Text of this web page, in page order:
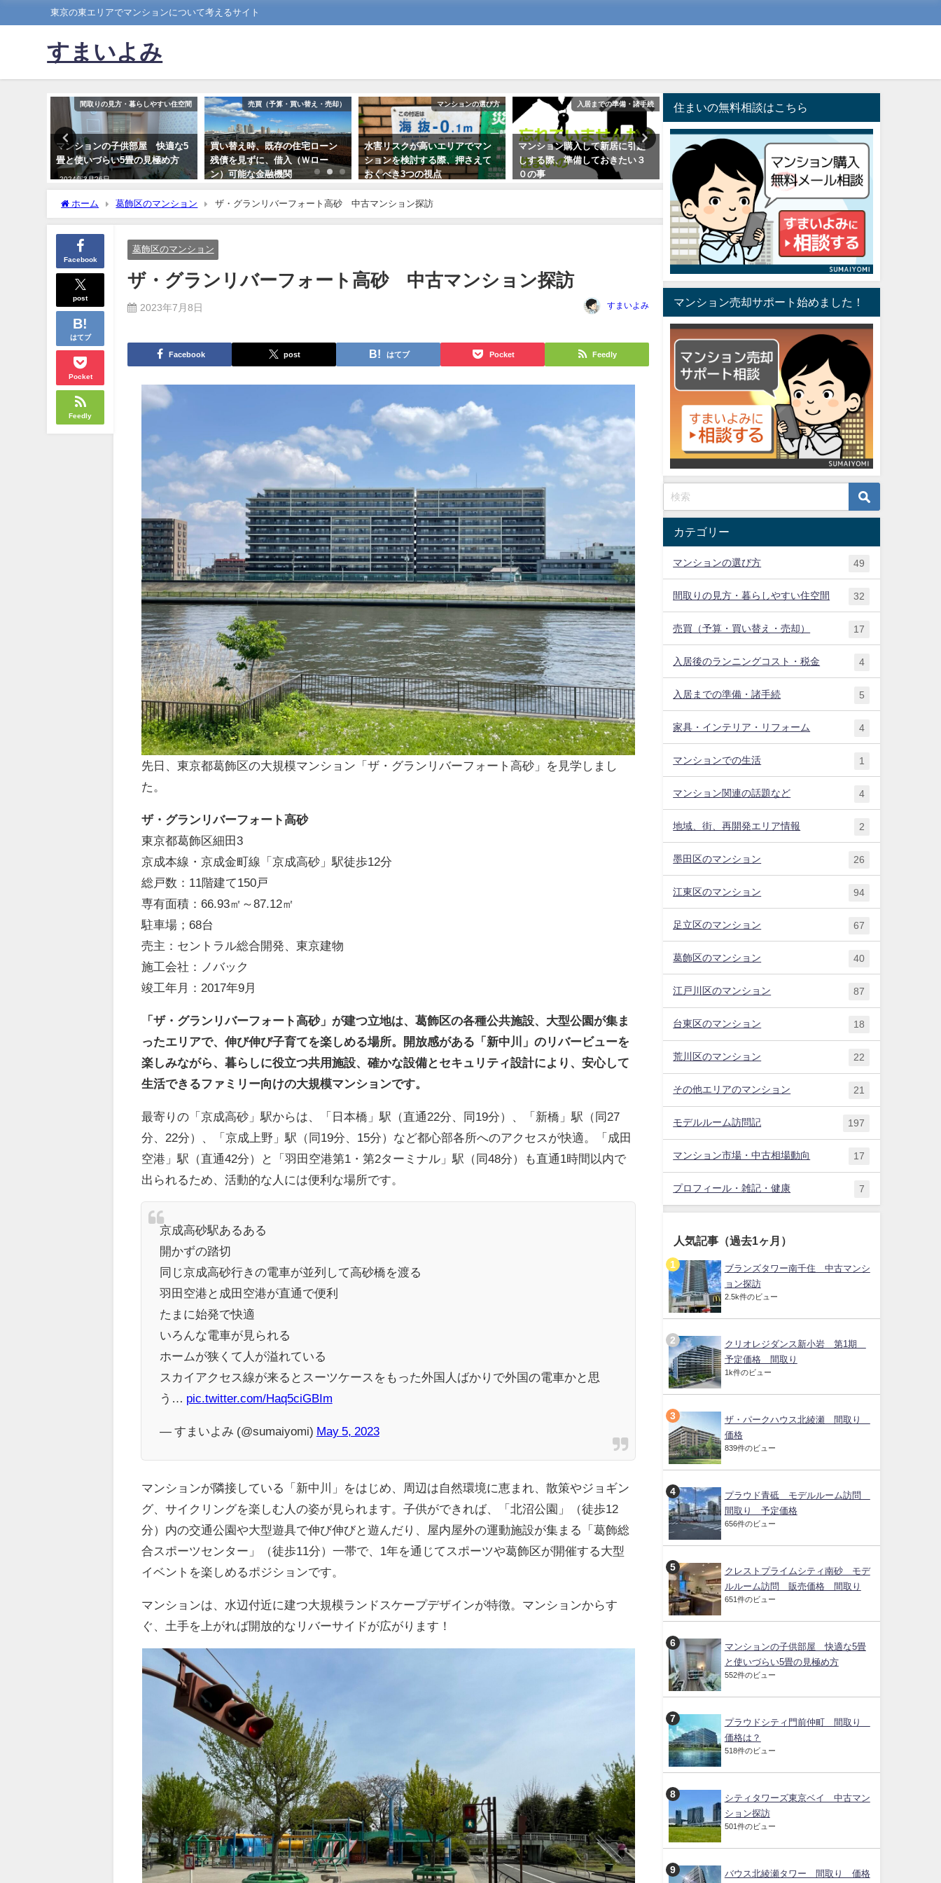
東京の東エリアでマンションについて考えるサイト
すまいよみ
間取りの見方・暮らしやすい住空間
マンションの子供部屋 快適な5
畳と使いづらい5畳の見極め方
2024年3月26日
売買（予算・買い替え・売却）
買い替え時、既存の住宅ローン
残債を見ずに、借入（Ｗロー
ン）可能な金融機関
マンションの選び方
水害リスクが高いエリアでマン
ションを検討する際、押さえて
おくべき3つの視点
入居までの準備・諸手続
マンション購入して新居に引越
しする際、準備しておきたい３
０の事
売買（予算・買い替え・売却）
マンションを購入して後悔しな
いために1番大事な視点は、購入
予算を明確にしておく事
2018年10月29日
10畳のリビングダイニング
いか狭いか？LDに必要な広
は
2018年7月15日
ホーム 葛飾区のマンション ザ・グランリバーフォート高砂 中古マンション探訪
Facebook
post
はてブ
Pocket
Feedly
葛飾区のマンション
ザ・グランリバーフォート高砂 中古マンション探訪
2023年7月8日 すまいよみ
Facebook post はてブ Pocket Feedly
先日、東京都葛飾区の大規模マンション「ザ・グランリバーフォート高砂」を見学しまし
た。
ザ・グランリバーフォート高砂
東京都葛飾区細田3
京成本線・京成金町線「京成高砂」駅徒歩12分
総戸数：11階建て150戸
専有面積：66.93㎡～87.12㎡
駐車場；68台
売主：セントラル総合開発、東京建物
施工会社：ノバック
竣工年月：2017年9月
「ザ・グランリバーフォート高砂」が建つ立地は、葛飾区の各種公共施設、大型公園が集ま
ったエリアで、伸び伸び子育てを楽しめる場所。開放感がある「新中川」のリバービューを
楽しみながら、暮らしに役立つ共用施設、確かな設備とセキュリティ設計により、安心して
生活できるファミリー向けの大規模マンションです。
最寄りの「京成高砂」駅からは、「日本橋」駅（直通22分、同19分）、「新橋」駅（同27
分、22分）、「京成上野」駅（同19分、15分）など都心部各所へのアクセスが快適。「成田
空港」駅（直通42分）と「羽田空港第1・第2ターミナル」駅（同48分）も直通1時間以内で
出られるため、活動的な人には便利な場所です。
京成高砂駅あるある
開かずの踏切
同じ京成高砂行きの電車が並列して高砂橋を渡る
羽田空港と成田空港が直通で便利
たまに始発で快適
いろんな電車が見られる
ホームが狭くて人が溢れている
スカイアクセス線が来るとスーツケースをもった外国人ばかりで外国の電車かと思
う… pic.twitter.com/Haq5ciGBIm
— すまいよみ (@sumaiyomi) May 5, 2023
マンションが隣接している「新中川」をはじめ、周辺は自然環境に恵まれ、散策やジョギン
グ、サイクリングを楽しむ人の姿が見られます。子供ができれば、「北沼公園」（徒歩12
分）内の交通公園や大型遊具で伸び伸びと遊んだり、屋内屋外の運動施設が集まる「葛飾総
合スポーツセンター」（徒歩11分）一帯で、1年を通じてスポーツや葛飾区が開催する大型
イベントを楽しめるポジションです。
マンションは、水辺付近に建つ大規模ランドスケープデザインが特徴。マンションからす
ぐ、土手を上がれば開放的なリバーサイドが広がります！
住まいの無料相談はこちら
マンション売却サポート始めました！
カテゴリー
マンションの選び方 49
間取りの見方・暮らしやすい住空間 32
売買（予算・買い替え・売却） 17
入居後のランニングコスト・税金 4
入居までの準備・諸手続 5
家具・インテリア・リフォーム 4
マンションでの生活 1
マンション関連の話題など 4
地域、街、再開発エリア情報 2
墨田区のマンション 26
江東区のマンション 94
足立区のマンション 67
葛飾区のマンション 40
江戸川区のマンション 87
台東区のマンション 18
荒川区のマンション 22
その他エリアのマンション 21
モデルルーム訪問記 197
マンション市場・中古相場動向 17
プロフィール・雑記・健康 7
人気記事（過去1ヶ月）
ブランズタワー南千住 中古マンシ
ョン探訪
2.5k件のビュー
クリオレジダンス新小岩 第1期
予定価格 間取り
1k件のビュー
ザ・パークハウス北綾瀬 間取り
価格
839件のビュー
プラウド青砥 モデルルーム訪問
間取り 予定価格
656件のビュー
クレストプライムシティ南砂 モデ
ルルーム訪問 販売価格 間取り
651件のビュー
マンションの子供部屋 快適な5畳
と使いづらい5畳の見極め方
552件のビュー
プラウドシティ門前仲町 間取り
価格は？
518件のビュー
シティタワーズ東京ベイ 中古マン
ション探訪
501件のビュー
バウス北綾瀬タワー 間取り 価格